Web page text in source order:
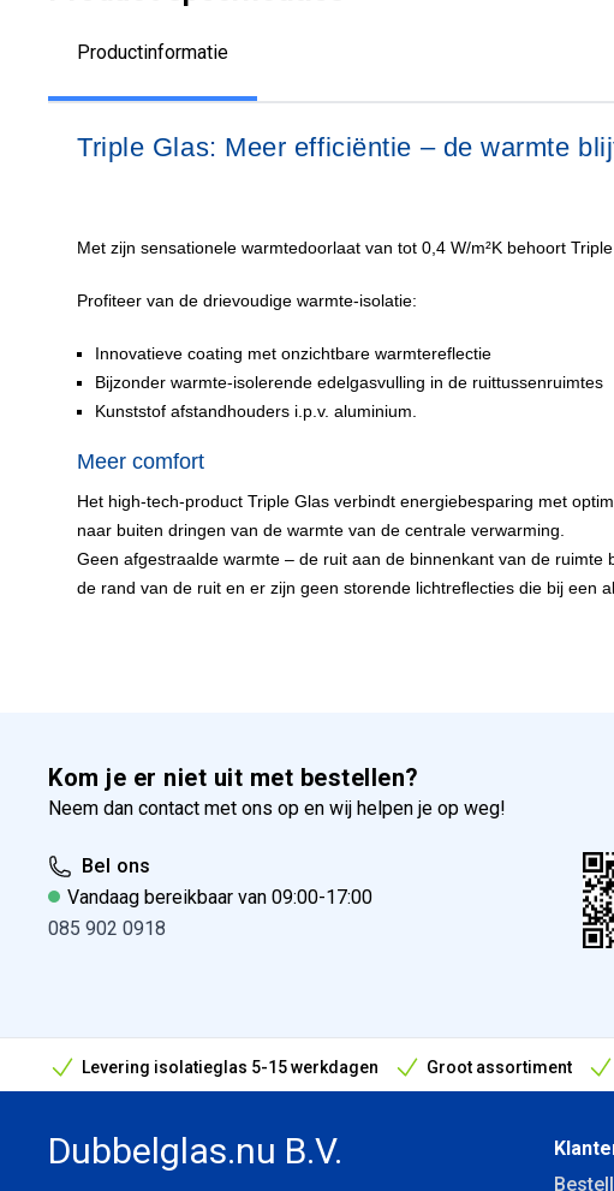
Productinformatie
Triple Glas: Meer efficiëntie – de warmte
Met zijn sensationele warmtedoorlaat van tot 0,4 W/m²K behoort
Profiteer van de drievoudige warmte-isolatie:
Innovatieve coating met onzichtbare warmtereflectie
Bijzonder warmte-isolerende edelgasvulling in de ruittussenruimtes
Kunststof afstandhouders i.p.v. aluminium.
Meer comfort
Het high-tech-product Triple Glas verbindt energiebesparing met
naar buiten dringen van de warmte van de centrale verwarming.
Geen afgestraalde warmte – de ruit aan de binnenkant van de
de rand van de ruit en er zijn geen storende lichtreflecties die bij een
Kom je er niet uit met bestellen?
Neem dan contact met ons op en wij helpen je op weg!
Bel ons
Vandaag bereikbaar van 09:00-17:00
085 902 0918
Levering isolatieglas 5-15 werkdagen Groot assortiment
Bouwvak geopend! Óók snelle leveringen tijdens de
Dubbelglas.nu B.V.